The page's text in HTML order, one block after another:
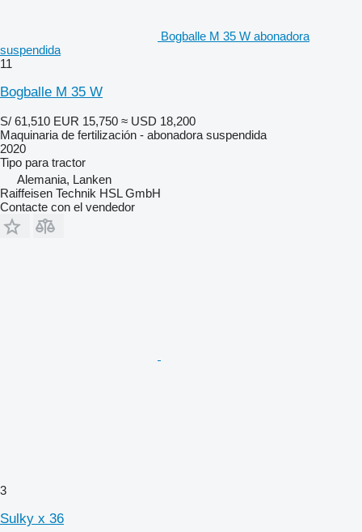
Bogballe M 35 W abonadora
suspendida
11
Bogballe M 35 W
S/ 61,510 EUR 15,750 ≈ USD 18,200
Maquinaria de fertilización - abonadora suspendida
2020
Tipo para tractor
Alemania, Lanken
Raiffeisen Technik HSL GmbH
Contacte con el vendedor
3
Sulky x 36